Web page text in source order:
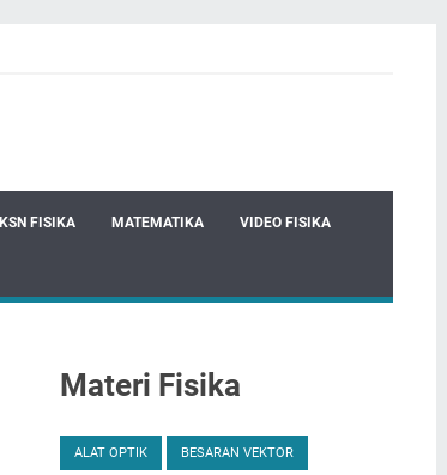
KSN FISIKA MATEMATIKA VIDEO FISIKA
Materi Fisika
ALAT OPTIK BESARAN VEKTOR